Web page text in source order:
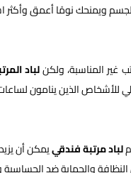
ويمنحك نومًا أعمق وأكثر
غير المناسبة، ولكنلباد
للأشخاص الذين ينامون
لباد مرتبة فندقييمكن أن
والحماية ضد الحساسية